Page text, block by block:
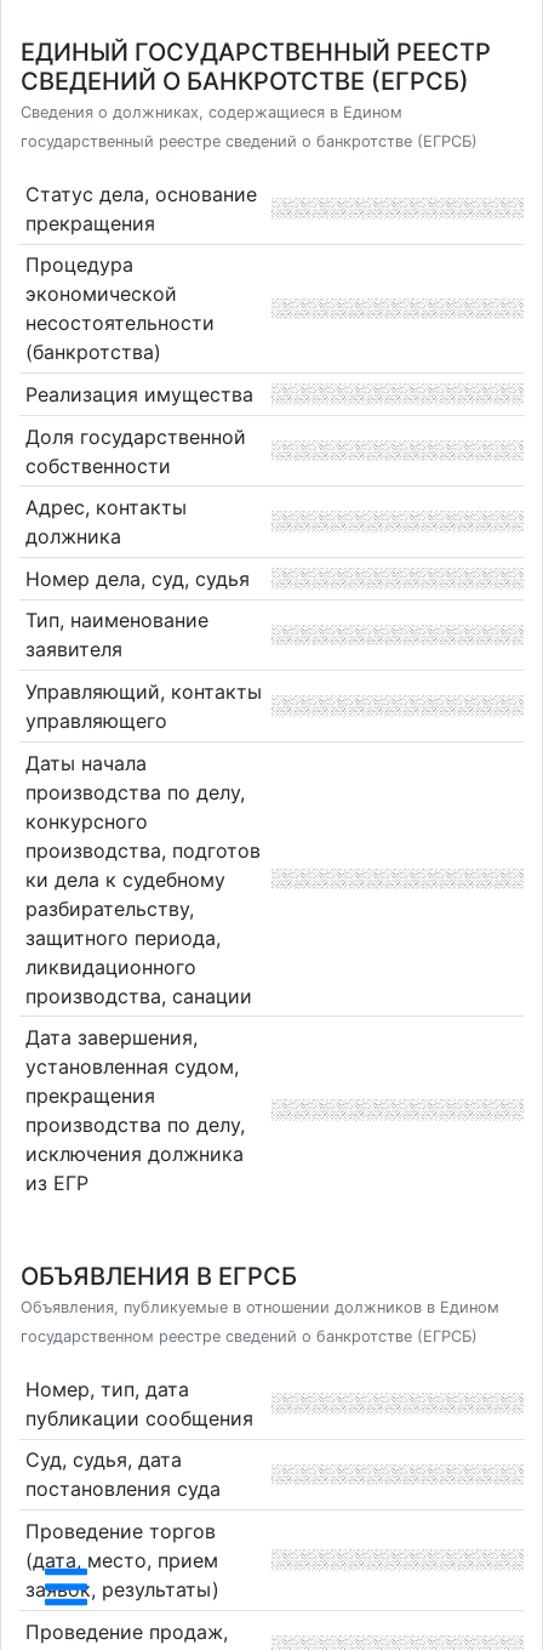
ЕДИНЫЙ ГОСУДАРСТВЕННЫЙ РЕЕСТР
СВЕДЕНИЙ О БАНКРОТСТВЕ (ЕГРСБ)
Сведения о должниках, содержащиеся в Едином
государственный реестре сведений о банкротстве (ЕГРСБ)
Статус дела, основание
прекращения
Процедура
экономической
несостоятельности
(банкротства)
Реализация имущества
Доля государственной
собственности
Адрес, контакты
должника
Номер дела, суд, судья
Тип, наименование
заявителя
Управляющий, контакты
управляющего
Даты начала
производства по делу,
конкурсного
производства, подготов
ки дела к судебному
разбирательству,
защитного периода,
ликвидационного
производства, санации
Дата завершения,
установленная судом,
прекращения
производства по делу,
исключения должника
из ЕГР
ОБЪЯВЛЕНИЯ В ЕГРСБ
Объявления, публикуемые в отношении должников в Едином
государственном реестре сведений о банкротстве (ЕГРСБ)
Номер, тип, дата
публикации сообщения
Суд, судья, дата
постановления суда
Проведение торгов
(дата, место, прием
заявок, результаты)
Проведение продаж,